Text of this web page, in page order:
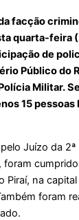
facção
quarta-feira
de
Público do
Militar.
15 pessoas
Juízo da 2ª
foram
Piraí, na
foram